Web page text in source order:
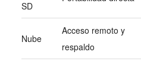
SD
Nube
Acceso remoto y
respaldo